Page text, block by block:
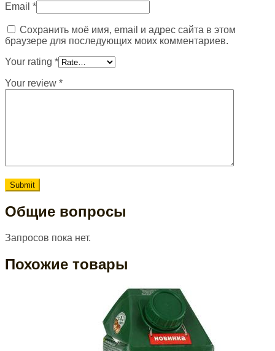
Email *
Сохранить моё имя, email и адрес сайта в этом
браузере для последующих моих комментариев.
Your rating *
Your review *
Общие вопросы
Запросов пока нет.
Похожие товары